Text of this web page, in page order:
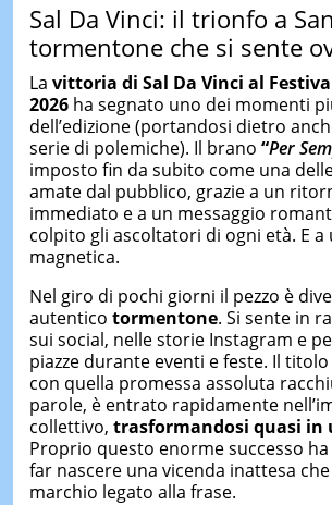
Sal Da Vinci: il trionfo a
tormentone che si sente
La vittoria di Sal Da Vinci al
2026ha segnato uno dei momenti
dell’edizione (portandosi dietro
serie di polemiche). Il brano “Per
imposto fin da subito come una
amate dal pubblico, grazie a un
immediato e a un messaggio
colpito gli ascoltatori di ogni età. E a
magnetica.
Nel giro di pochi giorni il pezzo è
autentico tormentone. Si sente in
sui social, nelle storie Instagram e
piazze durante eventi e feste. Il
con quella promessa assoluta
parole, è entrato rapidamente
collettivo, trasformandosi quasi in
Proprio questo enorme successo
far nascere una vicenda inattesa
marchio legato alla frase.